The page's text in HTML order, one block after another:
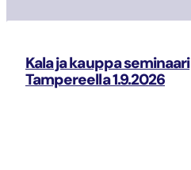
Kala ja kauppa seminaari
Tampereella 1.9.2026